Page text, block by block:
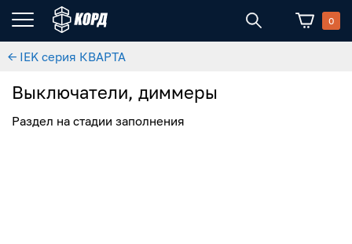
0
← IEK серия КВАРТА
Выключатели, диммеры
Раздел на стадии заполнения